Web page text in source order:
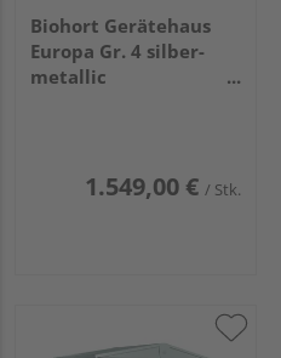
Biohort Gerätehaus
Europa Gr. 4 silber-
metallic
1.549,00 € / Stk.